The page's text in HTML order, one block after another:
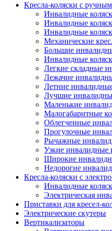
Кресла-коляски с
Инвалидные
Инвалидные
Инвалидные
Механические
Большие
Инвалидные
Легкие складные
Лежачие
Летние
Лучшие
Маленькие
Малогабаритные
Облегченные
Прогулочные
Рычажные
Узкие инвалидные
Широкие
Недорогие
Кресла-коляски с
Инвалидные
Электрическая
Приставки для кресел-
Электрические скутеры
Вертикализаторы